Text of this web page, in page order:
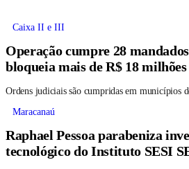
Caixa II e III
Operação cumpre 28
bloqueia mais de R$ 18 milhões
Ordens judiciais são cumpridas em municípios
Maracanaú
Raphael Pessoa parabeniza
tecnológico do Instituto SESI